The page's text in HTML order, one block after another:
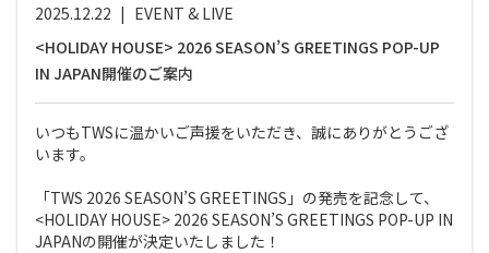
2025.12.22 | EVENT & LIVE
<HOLIDAY HOUSE> 2026 SEASON’S GREETINGS POP-UP
IN JAPAN開催のご案内
いつもTWSに温かいご声援をいただき、誠にありがとうござ
います。
「TWS 2026 SEASON’S GREETINGS」の発売を記念して、
<HOLIDAY HOUSE> 2026 SEASON’S GREETINGS POP-UP IN
JAPANの開催が決定いたしました！